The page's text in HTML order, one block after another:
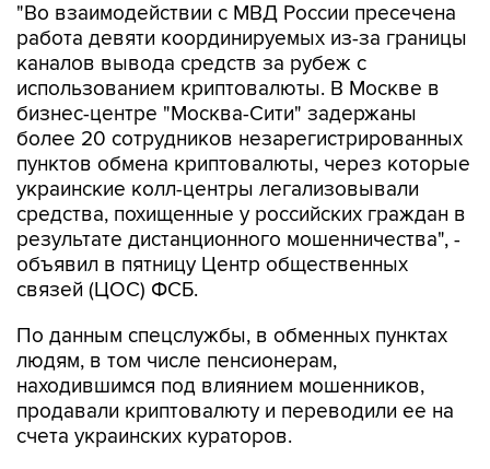
"Во взаимодействии с МВД России пресечена
работа девяти координируемых из-за границы
каналов вывода средств за рубеж с
использованием криптовалюты. В Москве в
бизнес-центре "Москва-Сити" задержаны
более 20 сотрудников незарегистрированных
пунктов обмена криптовалюты, через которые
украинские колл-центры легализовывали
средства, похищенные у российских граждан в
результате дистанционного мошенничества", -
объявил в пятницу Центр общественных
связей (ЦОС) ФСБ.
По данным спецслужбы, в обменных пунктах
людям, в том числе пенсионерам,
находившимся под влиянием мошенников,
продавали криптовалюту и переводили ее на
счета украинских кураторов.